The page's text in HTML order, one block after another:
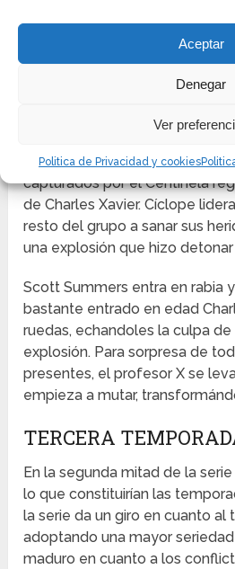
Aceptar
Denegar
Ver
Politica de Privacidad y cookies
poderoso Magneto mientras
su contra. Magneto se
enorme maquinaria cae sobre
Los mutantes que
capturados por el Centinela
de Charles Xavier. Cíclope
resto del grupo a sanar sus
una explosión que hizo
Scott Summers entra en rabia
bastante entrado en edad
ruedas, echandoles la culpa
explosión. Para sorpresa de
presentes, el profesor X se
empieza a mutar,
TERCERA
En la segunda mitad de la
lo que constituirían las
la serie da un giro en cuanto
adoptando una mayor
maduro en cuanto a los